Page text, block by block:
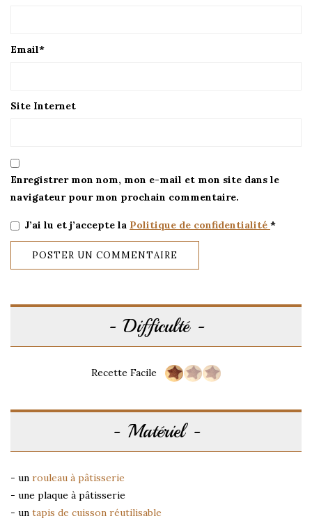
Email*
Site Internet
Enregistrer mon nom, mon e-mail et mon site dans le
navigateur pour mon prochain commentaire.
J’ai lu et j’accepte la Politique de confidentialité *
Difficulté
Recette Facile
Matériel
- un rouleau à pâtisserie
- une plaque à pâtisserie
- un tapis de cuisson réutilisable